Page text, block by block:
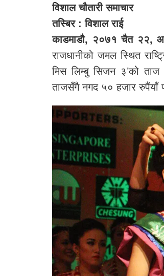
विशाल चौतारी समाचार
तस्बिर : विशाल राई
काडमाडौ, २०७१ चैत २२,
राजधानीको जमल स्थित
मिस लिम्बु सिजन ३’को ताज
ताजसँगै नगद ५० हजार रुपैंयाँ